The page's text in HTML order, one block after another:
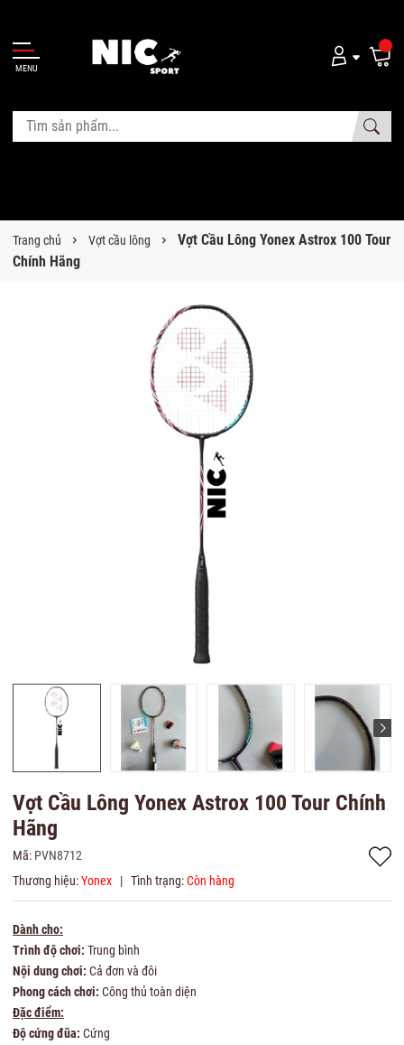
MENU
Trang chủ Vợt cầu lông
Vợt Cầu Lông Yonex Astrox 100 Tour
Chính Hãng
Vợt Cầu Lông Yonex Astrox 100 Tour Chính
Hãng
Mã: PVN8712
Thương hiệu:Yonex | Tình trạng:Còn hàng
Dành cho:
Trình độ chơi: Trung bình
Nội dung chơi: Cả đơn và đôi
Phong cách chơi: Công thủ toàn diện
Đặc điểm:
Độ cứng đũa: Cứng